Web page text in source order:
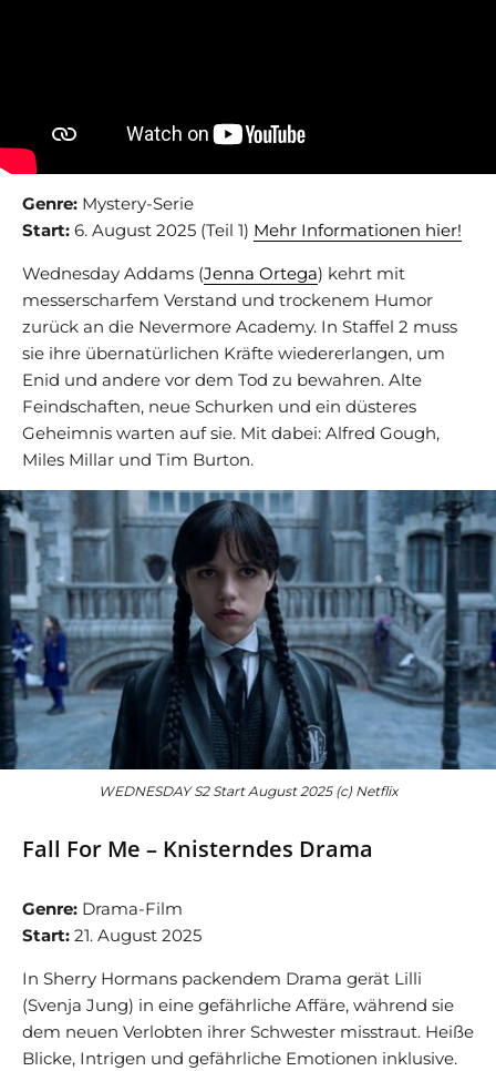
Genre: Mystery-Serie
Start: 6. August 2025 (Teil 1) Mehr Informationen hier!
Wednesday Addams (Jenna Ortega) kehrt mit
messerscharfem Verstand und trockenem Humor
zurück an die Nevermore Academy. In Staffel 2 muss
sie ihre übernatürlichen Kräfte wiedererlangen, um
Enid und andere vor dem Tod zu bewahren. Alte
Feindschaften, neue Schurken und ein düsteres
Geheimnis warten auf sie. Mit dabei: Alfred Gough,
Miles Millar und Tim Burton.
WEDNESDAY S2 Start August 2025 (c) Netflix
Fall For Me – Knisterndes Drama
Genre: Drama-Film
Start: 21. August 2025
In Sherry Hormans packendem Drama gerät Lilli
(Svenja Jung) in eine gefährliche Affäre, während sie
dem neuen Verlobten ihrer Schwester misstraut. Heiße
Blicke, Intrigen und gefährliche Emotionen inklusive.